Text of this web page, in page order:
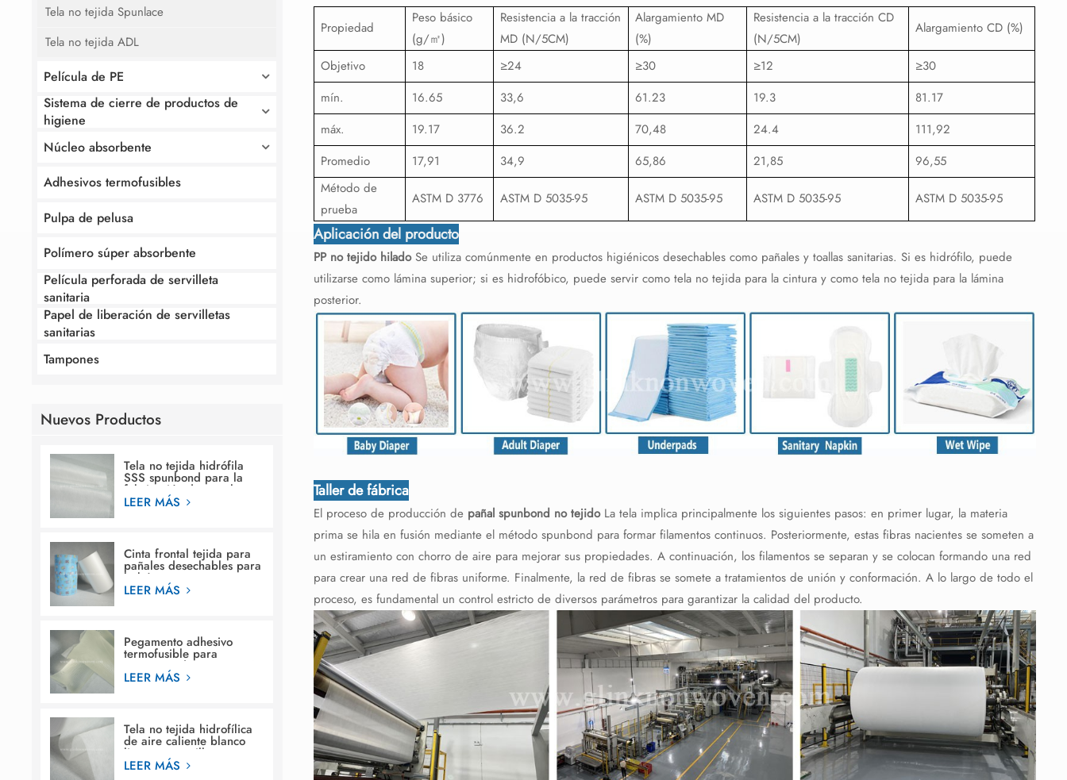
Tela no tejida Spunlace
Tela no tejida ADL
Película de PE
Sistema de cierre de productos de
higiene
Núcleo absorbente
Adhesivos termofusibles
Pulpa de pelusa
Polímero súper absorbente
Película perforada de servilleta
sanitaria
Papel de liberación de servilletas
sanitarias
Tampones
Nuevos Productos
Tela no tejida hidrófila
SSS spunbond para la
fabricación de pañales
para bebés
LEER MÁS
Cinta frontal tejida para
pañales desechables para
bebés.
LEER MÁS
Pegamento adhesivo
termofusible para
estructura de construcción
en pañales para bebés
LEER MÁS
Tela no tejida hidrofílica
de aire caliente blanco
liso para servilleta
sanitaria femenina
LEER MÁS
Propiedad
Peso básico
(g/㎡)
Resistencia a la tracción
MD (N/5CM)
Alargamiento MD
(%)
Resistencia a la tracción CD
(N/5CM)
Alargamiento CD (%)
Objetivo 18 ≥24 ≥30 ≥12
≥30
mín.
16.65 33,6 61.23 19.3
81.17
máx.
19.17 36.2 70,48 24.4
111,92
Promedio
17,91 34,9 65,86 21,85
96,55
Método de
prueba
ASTM D 3776 ASTM D 5035-95 ASTM D 5035-95 ASTM D 5035-95 ASTM D 5035-95
Aplicación del producto
PP no tejido hiladoSe utiliza comúnmente en productos higiénicos desechables como pañales y toallas sanitarias. Si es hidrófilo, puede
utilizarse como lámina superior; si es hidrofóbico, puede servir como tela no tejida para la cintura y como tela no tejida para la lámina
posterior.
Taller de fábrica
El proceso de producción de pañal spunbond no tejidoLa tela implica principalmente los siguientes pasos: en primer lugar, la materia
prima se hila en fusión mediante el método spunbond para formar filamentos continuos. Posteriormente, estas fibras nacientes se someten a
un estiramiento con chorro de aire para mejorar sus propiedades. A continuación, los filamentos se separan y se colocan formando una red
para crear una red de fibras uniforme. Finalmente, la red de fibras se somete a tratamientos de unión y conformación. A lo largo de todo el
proceso, es fundamental un control estricto de diversos parámetros para garantizar la calidad del producto.